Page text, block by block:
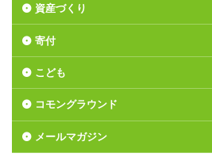
資産づくり
寄付
こども
コモングラウンド
メールマガジン